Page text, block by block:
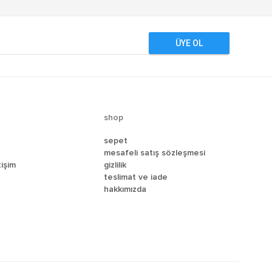
ÜYE OL
shop
sepet
mesafeli satış sözleşmesi
gizlilik
teslimat ve i̇ade
hakkımızda